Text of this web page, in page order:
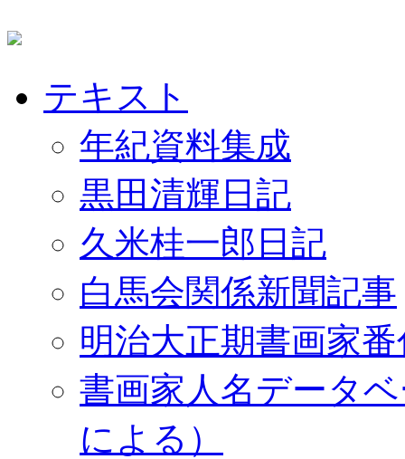
テキスト
年紀資料集成
黒田清輝日記
久米桂一郎日記
白馬会関係新聞記事
明治大正期書画家
書画家人名データ
による）